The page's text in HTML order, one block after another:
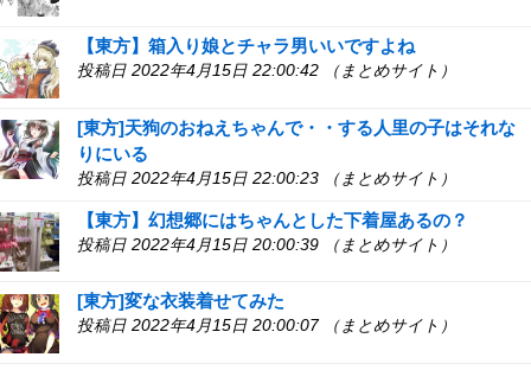
【東方】箱入り娘とチャラ男いいですよね
投稿日 2022年4月15日 22:00:42 （まとめサイト）
[東方]天狗のおねえちゃんで・・する人里の子はそれな
りにいる
投稿日 2022年4月15日 22:00:23 （まとめサイト）
【東方】幻想郷にはちゃんとした下着屋あるの？
投稿日 2022年4月15日 20:00:39 （まとめサイト）
[東方]変な衣装着せてみた
投稿日 2022年4月15日 20:00:07 （まとめサイト）